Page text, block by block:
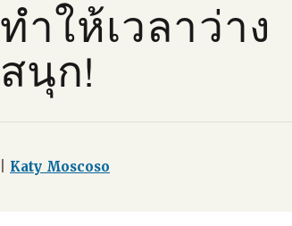
ทําให้เวลาว่าง
สนุก!
Katy Moscoso